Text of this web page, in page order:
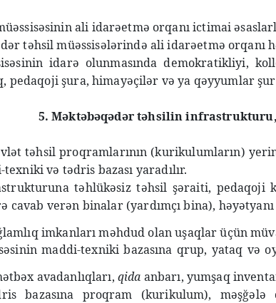
ali idarəetmə orqanı ictimai
təhsil müəssisələrində ali idarəetmə
idarə olunmasında demokratikliyi,
pedaqoji şura, himayəçilər və ya qəyyumlar
5. Məktəbəqədər təhsilin
təhsil proqramlarının (kurikulumların)
və tədris bazası yaradılır.
təhlükəsiz təhsil şəraiti, pedaqoji
verən binalar (yardımçı bina),
imkanları məhdud olan uşaqlar üçün
maddi-texniki bazasına qrup, yataq
avadanlıqları, qida anbarı, yumşaq
bazasına proqram (kurikulum),